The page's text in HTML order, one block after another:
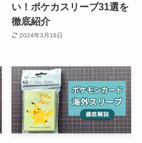
い！ポケカスリーブ31選を
徹底紹介
2024年3月16日